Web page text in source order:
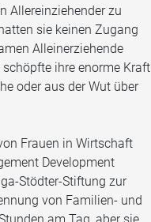
Allereinziehender zu
sie keinen Zugang
Alleinerziehende
ihre enorme Kraft
oder aus der Wut über
Frauen in Wirtschaft
Development
Stödter-Stiftung zur
von Familien- und